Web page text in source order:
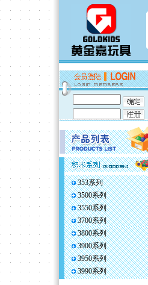
353系列
3500系列
3550系列
3700系列
3800系列
3900系列
3950系列
3990系列